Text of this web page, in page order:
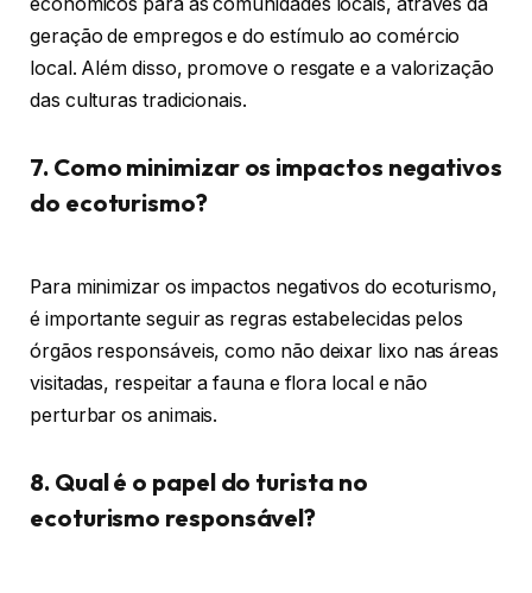
geração de empregos e do estímulo ao comércio
local. Além disso, promove o resgate e a valorização
das culturas tradicionais.
7. Como minimizar os impactos negativos
do ecoturismo?
Para minimizar os impactos negativos do ecoturismo,
é importante seguir as regras estabelecidas pelos
órgãos responsáveis, como não deixar lixo nas áreas
visitadas, respeitar a fauna e flora local e não
perturbar os animais.
8. Qual é o papel do turista no
ecoturismo responsável?